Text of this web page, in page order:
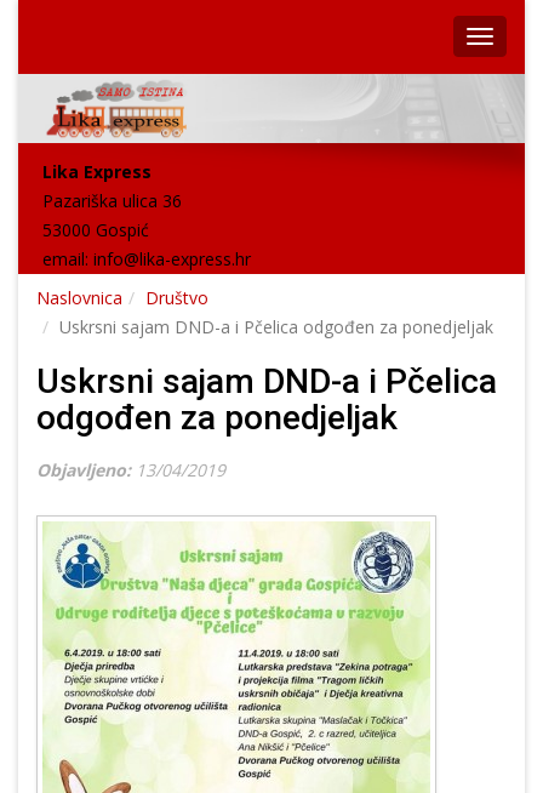
Lika Express
Pazariška ulica 36
53000 Gospić
email: info@lika-express.hr
Naslovnica
Društvo
Uskrsni sajam DND-a i Pčelica odgođen za ponedjeljak
Uskrsni sajam DND-a i Pčelica
odgođen za ponedjeljak
Objavljeno: 13/04/2019